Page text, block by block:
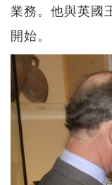
業務。他與英國
開始。